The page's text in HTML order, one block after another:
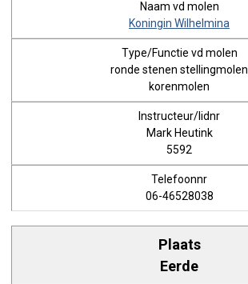
Koningin Wilhelmina
ronde stenen stellingmolen
korenmolen
Mark Heutink
5592
06-46528038
Eerde